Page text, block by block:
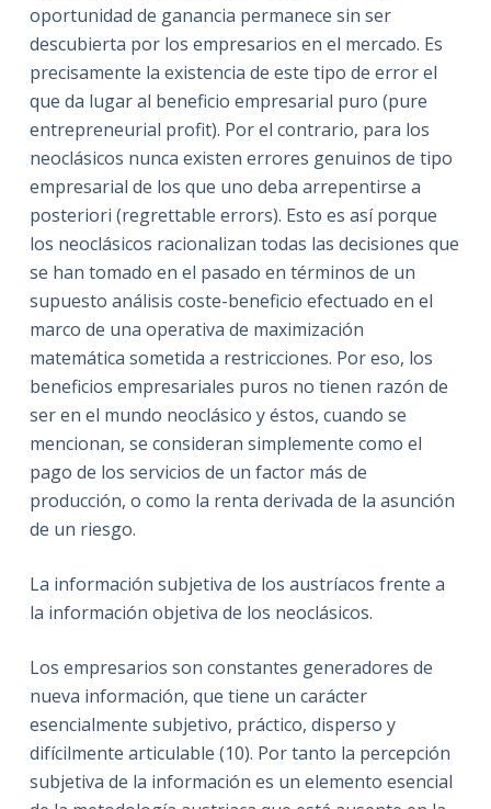
oportunidad de ganancia permanece sin ser
descubierta por los empresarios en el mercado. Es
precisamente la existencia de este tipo de error el
que da lugar al beneficio empresarial puro (pure
entrepreneurial profit). Por el contrario, para los
neoclásicos nunca existen errores genuinos de tipo
empresarial de los que uno deba arrepentirse a
posteriori (regrettable errors). Esto es así porque
los neoclásicos racionalizan todas las decisiones que
se han tomado en el pasado en términos de un
supuesto análisis coste-beneficio efectuado en el
marco de una operativa de maximización
matemática sometida a restricciones. Por eso, los
beneficios empresariales puros no tienen razón de
ser en el mundo neoclásico y éstos, cuando se
mencionan, se consideran simplemente como el
pago de los servicios de un factor más de
producción, o como la renta derivada de la asunción
de un riesgo.
La información subjetiva de los austríacos frente a
la información objetiva de los neoclásicos.
Los empresarios son constantes generadores de
nueva información, que tiene un carácter
esencialmente subjetivo, práctico, disperso y
difícilmente articulable (10). Por tanto la percepción
subjetiva de la información es un elemento esencial